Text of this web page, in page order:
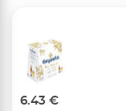
6.43 €